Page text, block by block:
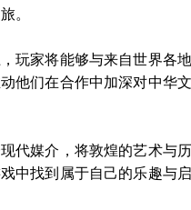
。
玩家将能够与来自世界各
他们在合作中加深对中华
代媒介，将敦煌的艺术与
中找到属于自己的乐趣与启